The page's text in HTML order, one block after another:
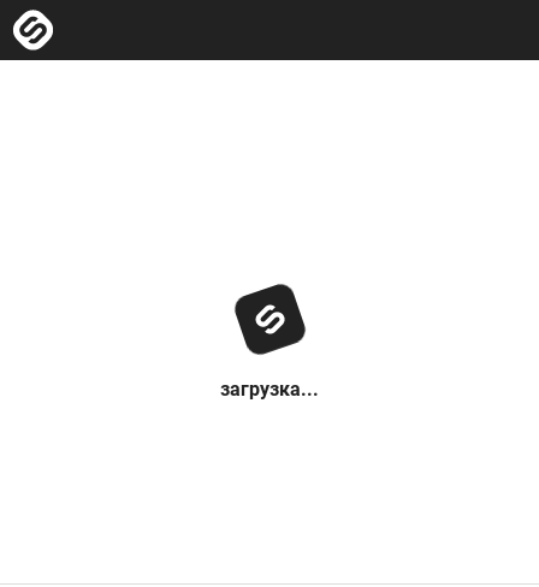
загрузка...